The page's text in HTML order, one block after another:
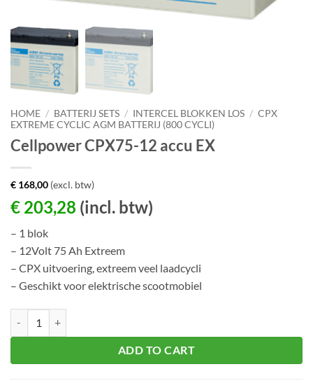
HOME / BATTERIJ SETS / INTERCEL BLOKKEN LOS / CPX
EXTREME CYCLIC AGM BATTERIJ (800 CYCLI)
Cellpower CPX75-12 accu EX
€ 168,00 (excl. btw)
€ 203,28 (incl. btw)
– 1 blok
– 12Volt 75 Ah Extreem
– CPX uitvoering, extreem veel laadcycli
– Geschikt voor elektrische scootmobiel
ADD TO CART